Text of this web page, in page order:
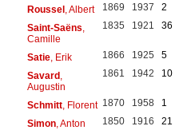
Roussel, Albert 1869 1937
2
Saint-Saëns
Camille
1835 1921 36
Satie, Erik 1866 1925
5
Savard,
Augustin
1861 1942 10
Schmitt, Florent 1870 1958
1
Simon, Anton 1850 1916
21